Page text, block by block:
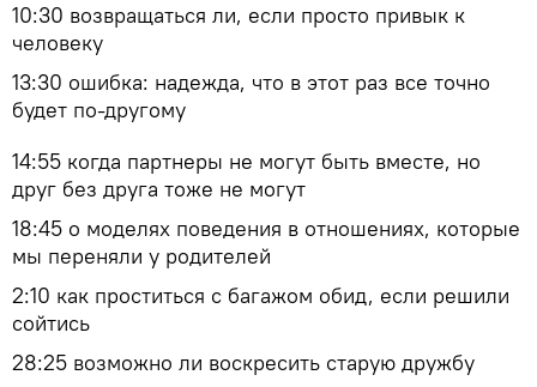
10:30 возвращаться ли, если просто привык к
человеку
13:30 ошибка: надежда, что в этот раз все точно
будет по-другому
14:55 когда партнеры не могут быть вместе, но
друг без друга тоже не могут
18:45 о моделях поведения в отношениях, которые
мы переняли у родителей
2:10 как проститься с багажом обид, если решили
сойтись
28:25 возможно ли воскресить старую дружбу